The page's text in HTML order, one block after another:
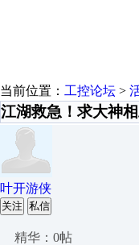
当前位置： 工控论坛 >
江湖救急！求大神
叶开游侠
关注 私信
精华：0帖